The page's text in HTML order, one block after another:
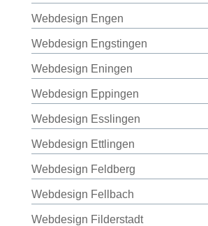
Webdesign Engen
Webdesign Engstingen
Webdesign Eningen
Webdesign Eppingen
Webdesign Esslingen
Webdesign Ettlingen
Webdesign Feldberg
Webdesign Fellbach
Webdesign Filderstadt